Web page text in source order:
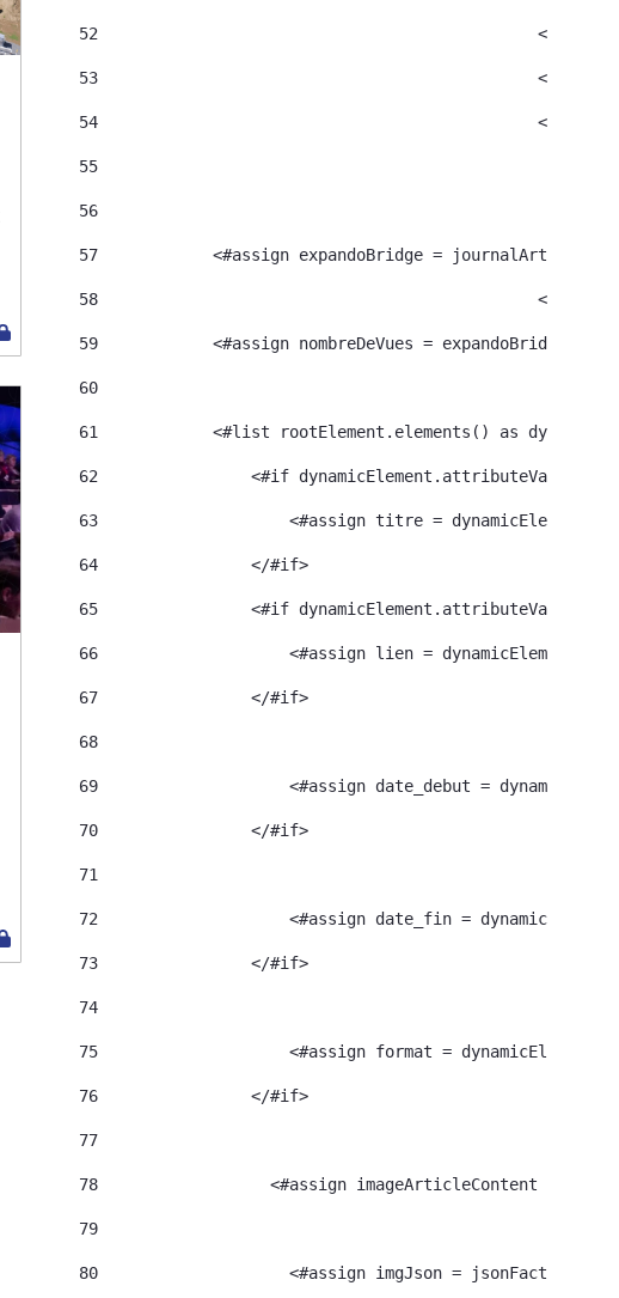
52
53
54
55
56
57
<#assign expandoBridge =
58
59
<#assign nombreDeVues =
60
61
<#list rootElement.elements() as
62
<#if
63
<#assign titre =
64
                </#if>
65
<#if
66
<#assign lien =
67
                </#if>
68
69
<#assign date_debut =
70
                </#if>
71
72
<#assign date_fin =
73
                </#if>
74
75
<#assign format =
76
                </#if>
77
78
<#assign imageArticleContent =
79
80
<#assign imgJson =